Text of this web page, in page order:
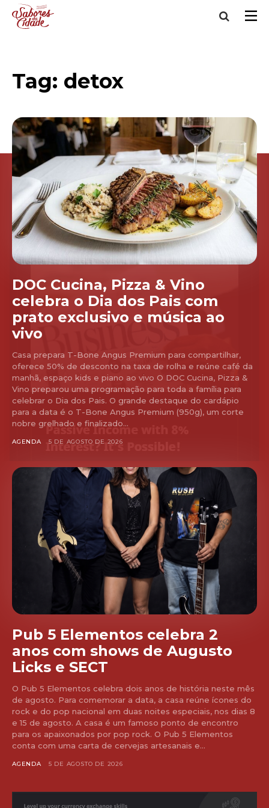
Tag: detox
DOC Cucina, Pizza & Vino
celebra o Dia dos Pais com
prato exclusivo e música ao
vivo
Casa prepara T-Bone Angus Premium para compartilhar,
oferece 50% de desconto na taxa de rolha e reúne café da
manhã, espaço kids e piano ao vivo O DOC Cucina, Pizza &
Vino preparou uma programação para toda a família para
celebrar o Dia dos Pais. O grande destaque do cardápio
para a data é o T-Bone Angus Premium (950g), um corte
nobre grelhado e finalizado...
AGENDA 5 DE AGOSTO DE 2026
Pub 5 Elementos celebra 2
anos com shows de Augusto
Licks e SECT
O Pub 5 Elementos celebra dois anos de história neste mês
de agosto. Para comemorar a data, a casa reúne ícones do
rock e do pop nacional em duas noites especiais, nos dias 8
e 15 de agosto. A casa é um famoso ponto de encontro
para os apaixonados por pop rock. O Pub 5 Elementos
conta com uma carta de cervejas artesanais e...
AGENDA 5 DE AGOSTO DE 2026